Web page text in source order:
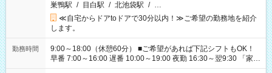
巣鴨駅 / 目白駅 / 北池袋駅 / …
≪自宅からドアtoドアで30分以内！≫ご希望の勤務地を紹介
します。
勤務時間
9:00～18:00（休憩60分） ■ご希望があれば下記シフトもOK！
早番 7:00～16:00 遅番 10:00～19:00 夜勤 16:30～翌9:30 「家族
と休みを合わせたい」 「余裕を持って夕飯の準備がしたい」